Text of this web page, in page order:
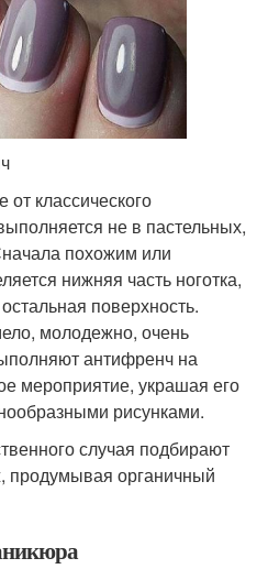
классического
не в пастельных,
похожим или
нижняя часть ноготка,
поверхность.
молодежно, очень
антифренч на
мероприятие, украшая его
рисунками.
случая подбирают
продумывая органичный